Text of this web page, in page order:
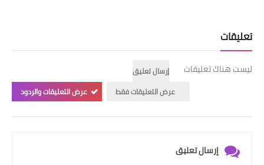
تعليقات
ليست هناك تعليقات
إرسال تعليق
عرض التعليقات فقط
عرض التعليقات والردود
إرسال تعليق